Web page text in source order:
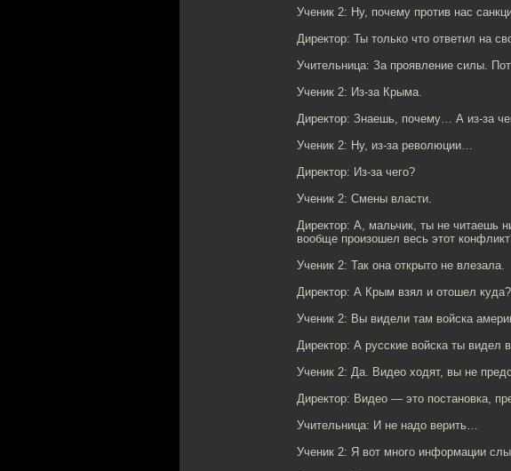
Ученик 2: Ну, почему против нас
Директор: Ты только что ответил на
Учительница: За проявление силы.
Ученик 2: Из-за Крыма.
Директор: Знаешь, почему… А из-за
Ученик 2: Ну, из-за революции…
Директор: Из-за чего?
Ученик 2: Смены власти.
Директор: А, мальчик, ты не читаешь
вообще произошел весь этот
Ученик 2: Так она открыто не влезала.
Директор: А Крым взял и отошел
Ученик 2: Вы видели там войска
Директор: А русские войска ты видел
Ученик 2: Да. Видео ходят, вы не
Директор: Видео — это постановка,
Учительница: И не надо верить…
Ученик 2: Я вот много информации